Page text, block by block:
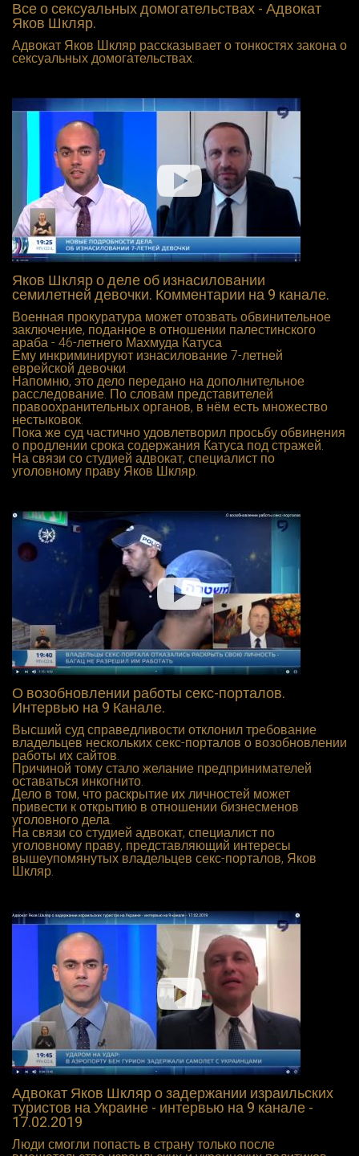
Все о сексуальных домогательствах - Адвокат
Яков Шкляр.
Адвокат Яков Шкляр рассказывает о тонкостях закона о
сексуальных домогательствах.
Яков Шкляр о деле об изнасиловании
семилетней девочки. Комментарии на 9 канале.
Военная прокуратура может отозвать обвинительное
заключение, поданное в отношении палестинского
араба - 46-летнего Махмуда Катуса
Ему инкриминируют изнасилование 7-летней
еврейской девочки.
Напомню, это дело передано на дополнительное
расследование. По словам представителей
правоохранительных органов, в нём есть множество
нестыковок.
Пока же суд частично удовлетворил просьбу обвинения
о продлении срока содержания Катуса под стражей.
На связи со студией адвокат, специалист по
уголовному праву Яков Шкляр.
О возобновлении работы секс-порталов.
Интервью на 9 Канале.
Высший суд справедливости отклонил требование
владельцев нескольких секс-порталов о возобновлении
работы их сайтов.
Причиной тому стало желание предпринимателей
оставаться инкогнито.
Дело в том, что раскрытие их личностей может
привести к открытию в отношении бизнесменов
уголовного дела.
На связи со студией адвокат, специалист по
уголовному праву, представляющий интересы
вышеупомянутых владельцев секс-порталов, Яков
Шкляр.
Адвокат Яков Шкляр о задержании израильских
туристов на Украине - интервью на 9 канале -
17.02.2019
Люди смогли попасть в страну только после